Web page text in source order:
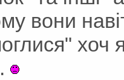
вони
хоч